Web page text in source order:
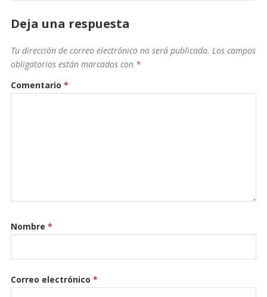
Deja una respuesta
Tu dirección de correo electrónico no será publicada. Los campos
obligatorios están marcados con *
Comentario *
Nombre *
Correo electrónico *